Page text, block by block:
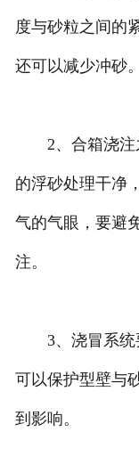
度与砂粒之间的
还可以减少冲砂。
2、合箱浇注
的浮砂处理干净
气的气眼，要避
注。
3、浇冒系统
可以保护型壁与
到影响。